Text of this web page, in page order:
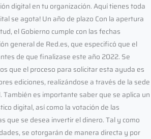
digital en tu organización. Aquí tienes toda
se agota! Un año de plazo Con la apertura
el Gobierno cumple con las fechas
general de Red.es, que especificó que el
de que finalizase este año 2022. Se
que el proceso para solicitar esta ayuda es
ediciones, realizándose a través de la sede
También es importante saber que se aplica un
digital, así como la votación de las
que se desea invertir el dinero. Tal y como
se otorgarán de manera directa y por